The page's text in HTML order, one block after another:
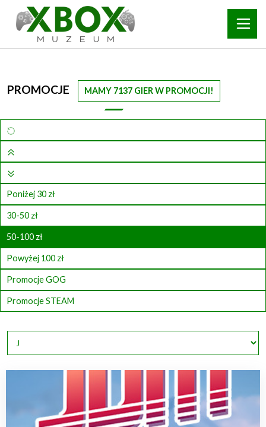
PROMOCJE MAMY 7137 GIER W PROMOCJI!
Poniżej 30 zł
30-50 zł
50-100 zł
Powyżej 100 zł
Promocje GOG
Promocje STEAM